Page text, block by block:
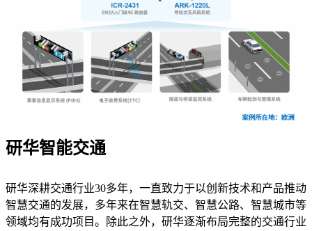
研华智能交通
研华深耕交通行业30多年，一直致力于以创新技术和产品推动
智慧交通的发展，多年来在智慧轨交、智慧公路、智慧城市等
领域均有成功项目。除此之外，研华逐渐布局完整的交通行业